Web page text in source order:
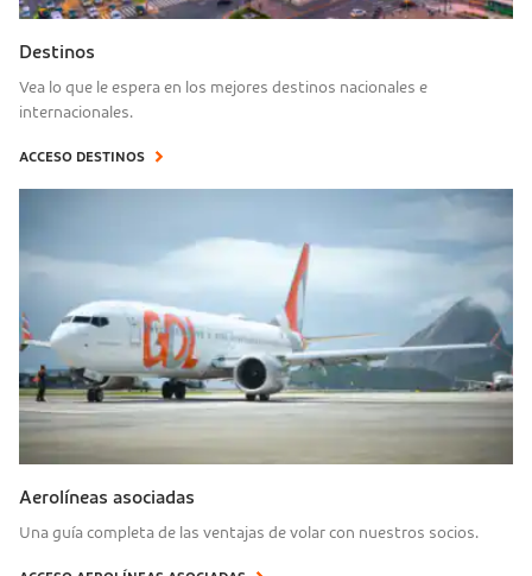
Destinos
Vea lo que le espera en los mejores destinos nacionales e
internacionales.
ACCESO DESTINOS
Aerolíneas asociadas
Una guía completa de las ventajas de volar con nuestros socios.